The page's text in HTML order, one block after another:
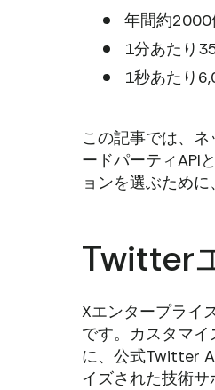
年間約2000
1分あたり
1秒あたり
この記事では、
ードパーティAPI
ョンを選ぶため
Twitter
Xエンタープライ
です。カスタマ
に、公式Twitter
イズされた技術サ